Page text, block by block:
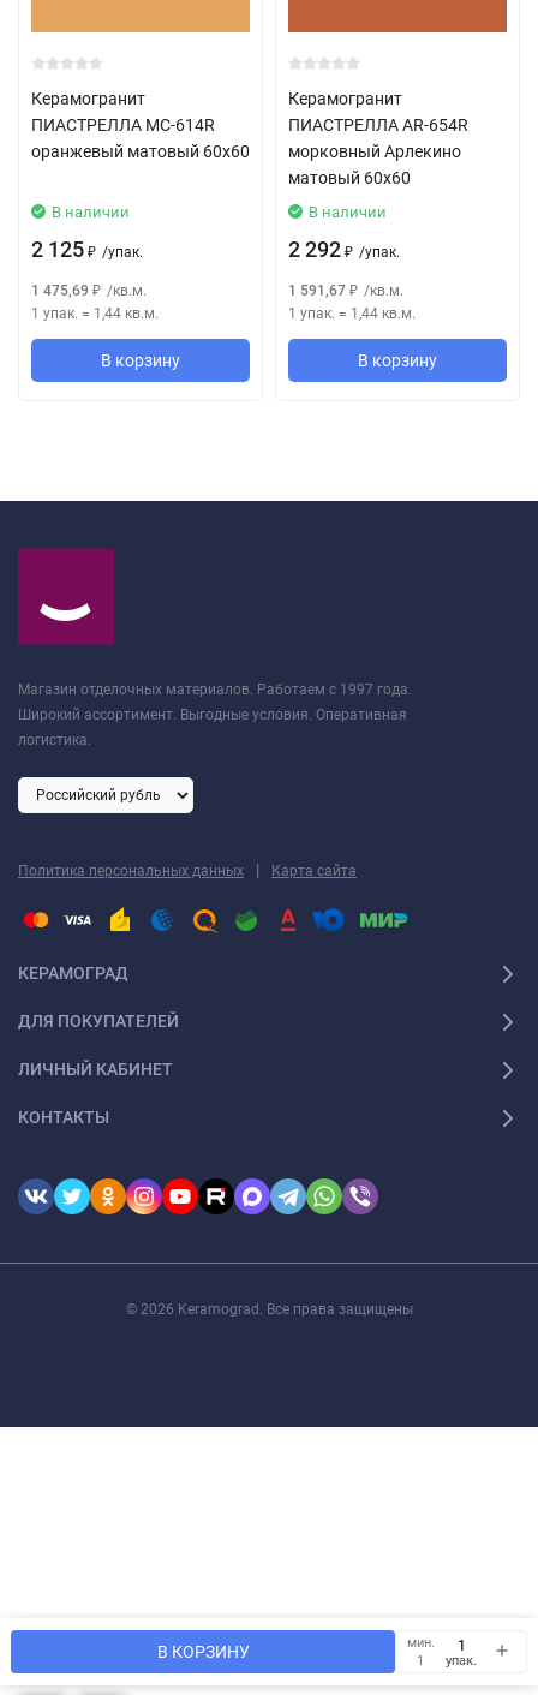
В КОРЗИНУ
мин.
1
упак.
Керамогранит
ПИАСТРЕЛЛА MC-614R
оранжевый матовый 60x60
В наличии
2 125 ₽ /упак.
1 475,69 ₽ /кв.м.
1 упак. = 1,44 кв.м.
В корзину
Керамогранит
ПИАСТРЕЛЛА AR-654R
морковный Арлекино
матовый 60x60
В наличии
2 292 ₽ /упак.
1 591,67 ₽ /кв.м.
1 упак. = 1,44 кв.м.
В корзину
Магазин отделочных материалов. Работаем с 1997 года.
Широкий ассортимент. Выгодные условия. Оперативная
логистика.
Политика персональных данных | Карта сайта
КЕРАМОГРАД
ДЛЯ ПОКУПАТЕЛЕЙ
ЛИЧНЫЙ КАБИНЕТ
КОНТАКТЫ
© 2026 Keramograd. Все права защищены
Мы используем файлы cookie, чтобы сайт был лучше для
OK